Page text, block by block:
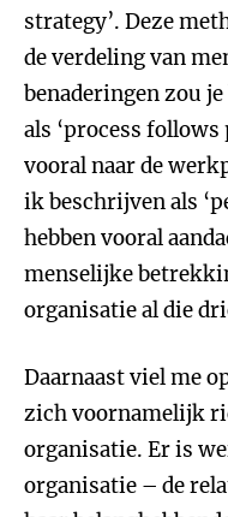
strategy’. Deze
de verdeling van
benaderingen zou
als ‘process
vooral naar de
ik beschrijven als
hebben vooral
menselijke
organisatie al die
Daarnaast viel me
zich voornamelijk
organisatie. Er is
organisatie – de